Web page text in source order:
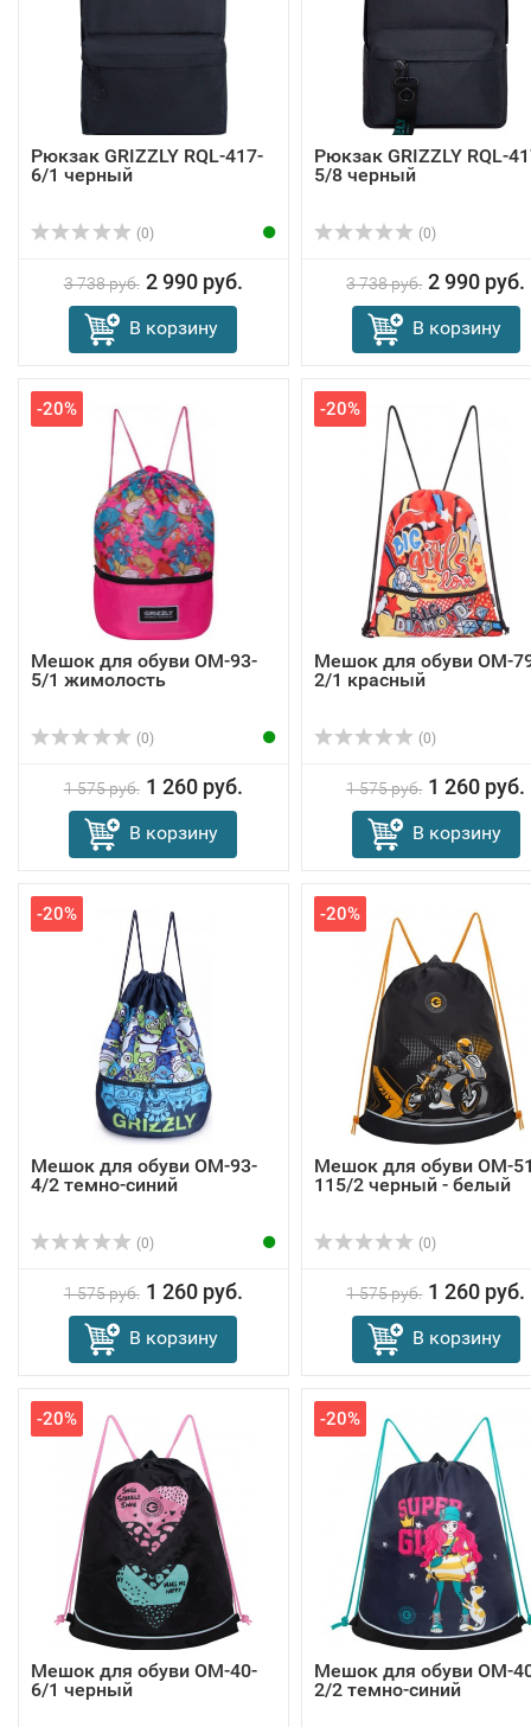
Рюкзак GRIZZLY RQL-417-
6/1 черный
(0)
3 738 руб. 2 990 руб.
В корзину
Рюкзак GRIZZLY RQL-
5/8 черный
(0)
3 738 руб. 2 990 руб.
В корзину
-20%
Мешок для обуви OM-93-
5/1 жимолость
(0)
1 575 руб. 1 260 руб.
В корзину
-20%
Мешок для обуви OM-
2/1 красный
(0)
1 575 руб. 1 260 руб.
В корзину
-20%
Мешок для обуви OM-93-
4/2 темно-синий
(0)
1 575 руб. 1 260 руб.
В корзину
-20%
Мешок для обуви OM-
115/2 черный - белый
(0)
1 575 руб. 1 260 руб.
В корзину
-20%
Мешок для обуви OM-40-
6/1 черный
-20%
Мешок для обуви OM-
2/2 темно-синий